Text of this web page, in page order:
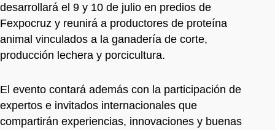
desarrollará el 9 y 10 de julio en predios de
Fexpocruz y reunirá a productores de proteína
animal vinculados a la ganadería de corte,
producción lechera y porcicultura.
El evento contará además con la participación de
expertos e invitados internacionales que
compartirán experiencias, innovaciones y buenas